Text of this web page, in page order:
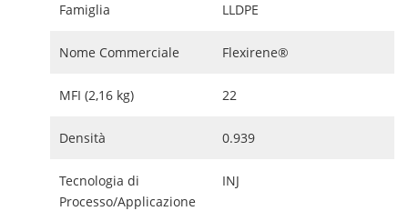
Famiglia LLDPE
Nome Commerciale Flexirene®
MFI (2,16 kg) 22
Densità 0.939
Tecnologia di
Processo/Applicazione
INJ